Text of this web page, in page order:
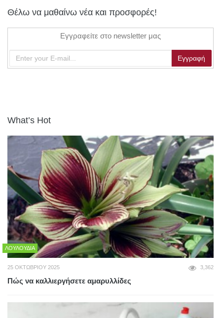
Θέλω να μαθαίνω νέα και προσφορές!
Εγγραφείτε στο newsletter μας
What’s Hot
ΛΟΥΛΟΎΔΙΑ
25 ΟΚΤΩΒΡΊΟΥ 2025 3,362
Πώς να καλλιεργήσετε αμαρυλλίδες